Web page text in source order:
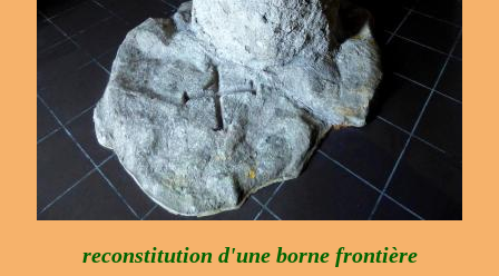
reconstitution d'une borne frontière